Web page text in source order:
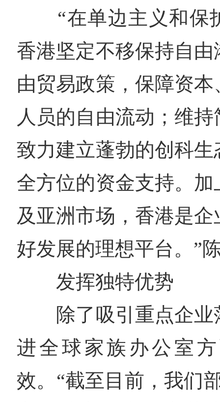
“在单边主义和保
香港坚定不移保持自
由贸易政策，保障资
人员的自由流动；维
致力建立蓬勃的创科
全方位的资金支持。
及亚洲市场，香港是
好发展的理想平台。”
发挥独特优势
除了吸引重点企业
进全球家族办公室
效。“截至目前，我们